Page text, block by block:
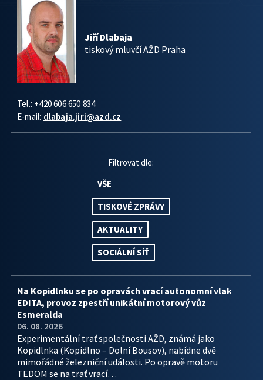
Jiří Dlabaja
tiskový mluvčí AŽD Praha
Tel.: +420 606 650 834
E-mail: dlabaja.jiri@azd.cz
Filtrovat dle:
VŠE
TISKOVÉ ZPRÁVY
AKTUALITY
SOCIÁLNÍ SÍŤ
Na Kopidlnku se po opravách vrací autonomní vlak
EDITA, provoz zpestří unikátní motorový vůz
Esmeralda
06. 08. 2026
Experimentální trať společnosti AŽD, známá jako
Kopidlnka (Kopidlno – Dolní Bousov), nabídne dvě
mimořádné železniční události. Po opravě motoru
TEDOM se na trať vrací…